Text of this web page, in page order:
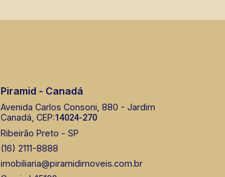
Piramid - Canadá
Avenida Carlos Consoni, 880 - Jardim
Canadá, CEP:14024-270
Ribeirão Preto - SP
(16) 2111-8888
imobiliaria@piramidimoveis.com.br